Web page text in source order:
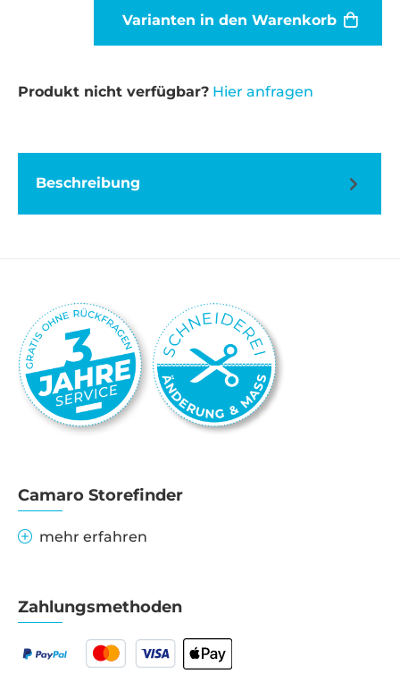
Varianten in den Warenkorb
Produkt nicht verfügbar? Hier anfragen
Beschreibung
Camaro Storefinder
mehr erfahren
Zahlungsmethoden